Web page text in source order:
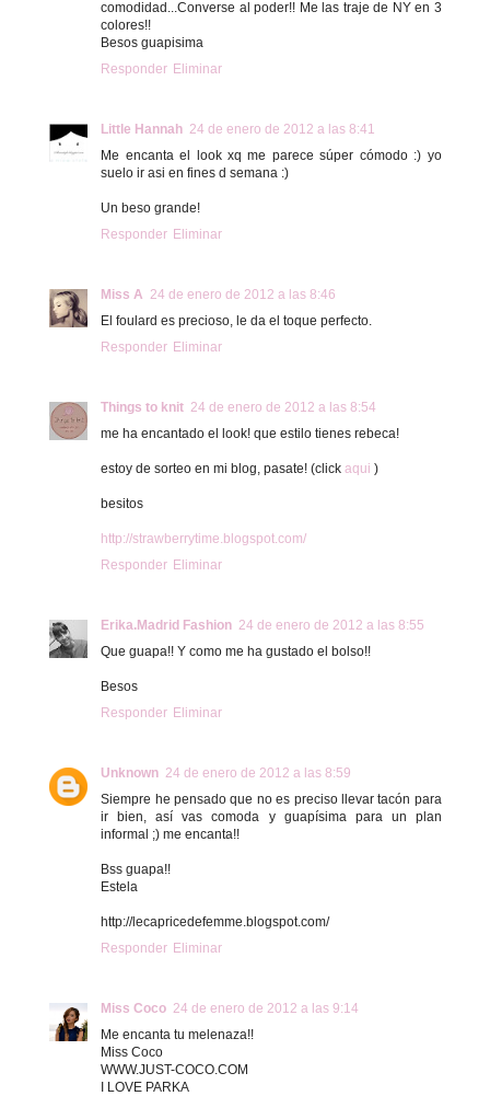
comodidad...Converse al poder!! Me las traje de NY en 3
colores!!
Besos guapisima
Responder Eliminar
Little Hannah 24 de enero de 2012 a las 8:41
Me encanta el look xq me parece súper cómodo :) yo
suelo ir asi en fines d semana :)
Un beso grande!
Responder Eliminar
Miss A 24 de enero de 2012 a las 8:46
El foulard es precioso, le da el toque perfecto.
Responder Eliminar
Things to knit 24 de enero de 2012 a las 8:54
me ha encantado el look! que estilo tienes rebeca!
estoy de sorteo en mi blog, pasate! (clickaqui)
besitos
http://strawberrytime.blogspot.com/
Responder Eliminar
Erika.Madrid Fashion 24 de enero de 2012 a las 8:55
Que guapa!! Y como me ha gustado el bolso!!
Besos
Responder Eliminar
Unknown 24 de enero de 2012 a las 8:59
Siempre he pensado que no es preciso llevar tacón para
ir bien, así vas comoda y guapísima para un plan
informal ;) me encanta!!
Bss guapa!!
Estela
http://lecapricedefemme.blogspot.com/
Responder Eliminar
Miss Coco 24 de enero de 2012 a las 9:14
Me encanta tu melenaza!!
Miss Coco
WWW.JUST-COCO.COM
I LOVE PARKA